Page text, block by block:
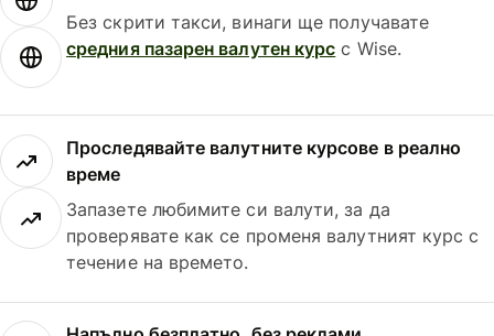
Без скрити такси, винаги ще получавате
средния пазарен валутен курс с Wise.
Проследявайте валутните курсове в реално
време
Запазете любимите си валути, за да
проверявате как се променя валутният курс с
течение на времето.